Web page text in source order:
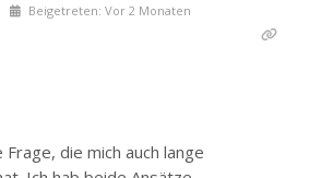
Beigetreten: Vor 2 Monaten
die mich auch lange